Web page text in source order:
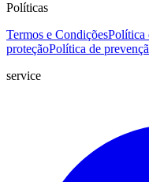
Políticas
Termos e Condições
proteçãoPolítica de
service